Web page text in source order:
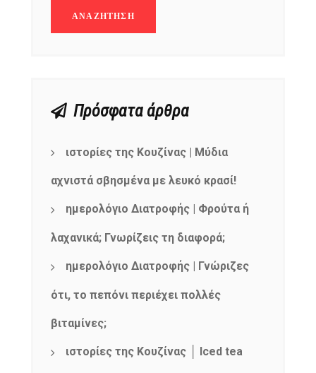
Πρόσφατα άρθρα
ιστορίες της Κουζίνας | Μύδια
αχνιστά σβησμένα με λευκό κρασί!
ημερολόγιο Διατροφής | Φρούτα ή
λαχανικά; Γνωρίζεις τη διαφορά;
ημερολόγιο Διατροφής | Γνώριζες
ότι, το πεπόνι περιέχει πολλές
βιταμίνες;
ιστορίες της Κουζίνας │ Iced tea